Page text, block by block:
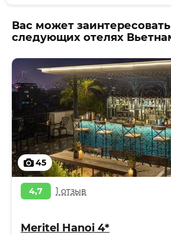
Вас может
следующих отелях
45
4,7 1 отзыв
Meritel Hanoi 4*